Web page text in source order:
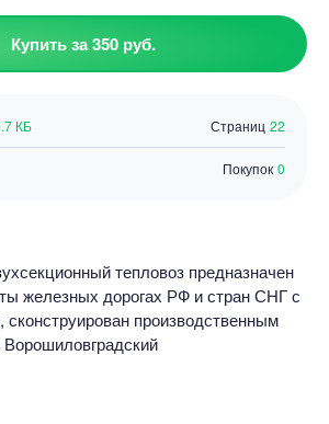
Купить за 350 руб.
Страниц 22
КБ
Покупок 0
тепловоз предназначен
железных дорогах РФ и стран СНГ с
производственным